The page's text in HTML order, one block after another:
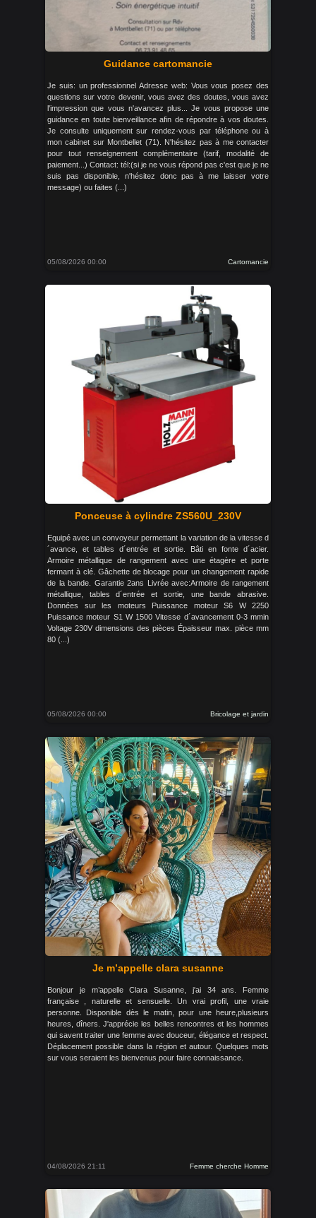
Guidance cartomancie
Je suis: un professionnel Adresse web: Vous vous posez des
questions sur votre devenir, vous avez des doutes, vous avez
l'impression que vous n'avancez plus... Je vous propose une
guidance en toute bienveillance afin de répondre à vos doutes.
Je consulte uniquement sur rendez-vous par téléphone ou à
mon cabinet sur Montbellet (71). N'hésitez pas à me contacter
pour tout renseignement complémentaire (tarif, modalité de
paiement...) Contact: tél:(si je ne vous répond pas c'est que je ne
suis pas disponible, n'hésitez donc pas à me laisser votre
message) ou faites (...)
05/08/2026 00:00 Cartomancie
Ponceuse à cylindre ZS560U_230V
Equipé avec un convoyeur permettant la variation de la vitesse d
´avance, et tables d´entrée et sortie. Bâti en fonte d´acier.
Armoire métallique de rangement avec une étagère et porte
fermant à clé. Gâchette de blocage pour un changement rapide
de la bande. Garantie 2ans Livrée avec:Armoire de rangement
métallique, tables d´entrée et sortie, une bande abrasive.
Données sur les moteurs Puissance moteur S6 W 2250
Puissance moteur S1 W 1500 Vitesse d´avancement 0-3 mmin
Voltage 230V dimensions des pièces Épaisseur max. pièce mm
80 (...)
05/08/2026 00:00 Bricolage et jardin
Je m’appelle clara susanne
Bonjour je m’appelle Clara Susanne, j'ai 34 ans. Femme
française , naturelle et sensuelle. Un vrai profil, une vraie
personne. Disponible dès le matin, pour une heure,plusieurs
heures, dîners. J'apprécie les belles rencontres et les hommes
qui savent traiter une femme avec douceur, élégance et respect.
Déplacement possible dans la région et autour. Quelques mots
sur vous seraient les bienvenus pour faire connaissance.
04/08/2026 21:11 Femme cherche Homme